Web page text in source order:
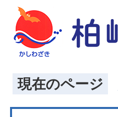
現在のページ